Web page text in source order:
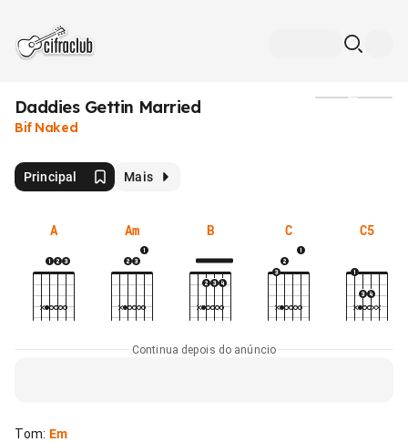
Daddies Gettin Married
Bif Naked
Principal Mais
A Am B C C5
Continua depois do anúncio
Tom: Em